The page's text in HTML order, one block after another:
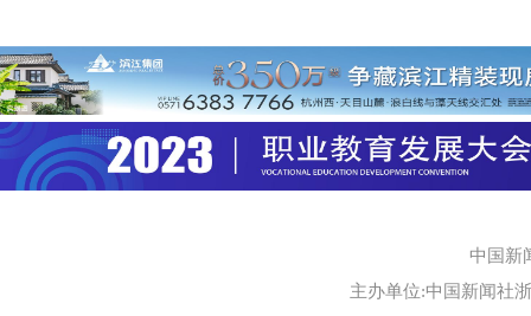
中国新
主办单位:中国新闻社